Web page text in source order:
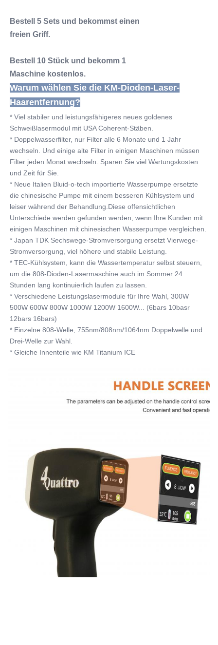
Bestell 5 Sets und bekommst einen
freien Griff.
Bestell 10 Stück und bekomm 1
Maschine kostenlos.
Warum wählen Sie die KM-Dioden-Laser-
Haarentfernung?
* Viel stabiler und leistungsfähigeres neues goldenes
Schweißlasermodul mit USA Coherent-Stäben.
* Doppelwasserfilter, nur Filter alle 6 Monate und 1 Jahr
wechseln. Und einige alte Filter in einigen Maschinen müssen
Filter jeden Monat wechseln. Sparen Sie viel Wartungskosten
und Zeit für Sie.
* Neue Italien Bluid-o-tech importierte Wasserpumpe ersetzte
die chinesische Pumpe mit einem besseren Kühlsystem und
leiser während der Behandlung.Diese offensichtlichen
Unterschiede werden gefunden werden, wenn Ihre Kunden mit
einigen Maschinen mit chinesischen Wasserpumpe vergleichen.
* Japan TDK Sechswege-Stromversorgung ersetzt Vierwege-
Stromversorgung, viel höhere und stabile Leistung.
* TEC-Kühlsystem, kann die Wassertemperatur selbst steuern,
um die 808-Dioden-Lasermaschine auch im Sommer 24
Stunden lang kontinuierlich laufen zu lassen.
* Verschiedene Leistungslasermodule für Ihre Wahl, 300W
500W 600W 800W 1000W 1200W 1600W... (6bars 10basr
12bars 16bars)
* Einzelne 808-Welle, 755nm/808nm/1064nm Doppelwelle und
Drei-Welle zur Wahl.
* Gleiche Innenteile wie KM Titanium ICE